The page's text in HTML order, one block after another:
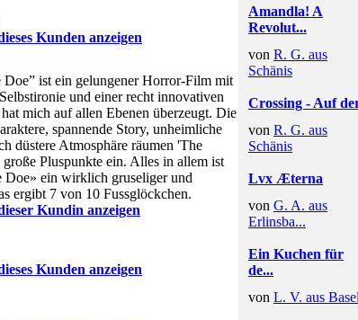
Kunden anzeigen
Doe” ist ein gelungener Horror-Film mit
und einer recht innovativen
mich auf allen Ebenen überzeugt. Die
spannende Story, unheimliche
düstere Atmosphäre räumen 'The
Pluspunkte ein. Alles in allem ist
Doe» ein wirklich gruseliger und
ergibt 7 von 10 Fussglöckchen.
Kundin anzeigen
Kunden anzeigen
Amandla! A
Revolut...
von R. G. aus
Schänis
Crossing - Auf
von R. G. aus
Schänis
Lvx Æterna
von G. A. aus
Erlinsba...
Ein Kuchen für
de...
von L. V. aus Basel